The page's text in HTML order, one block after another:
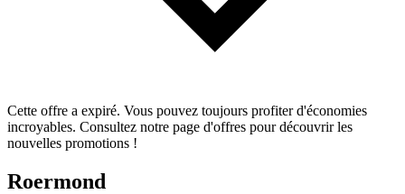
Cette offre a expiré. Vous pouvez toujours profiter d'économies
incroyables. Consultez notre page d'offres pour découvrir les
nouvelles promotions !
Roermond